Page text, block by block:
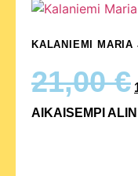
KALANIEMI
21,00€
AIKAISEMPI